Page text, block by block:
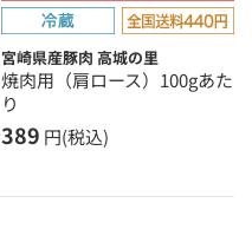
宮崎県産豚肉 高城の里
焼肉用（肩ロース）100gあた
り
389 円(税込)